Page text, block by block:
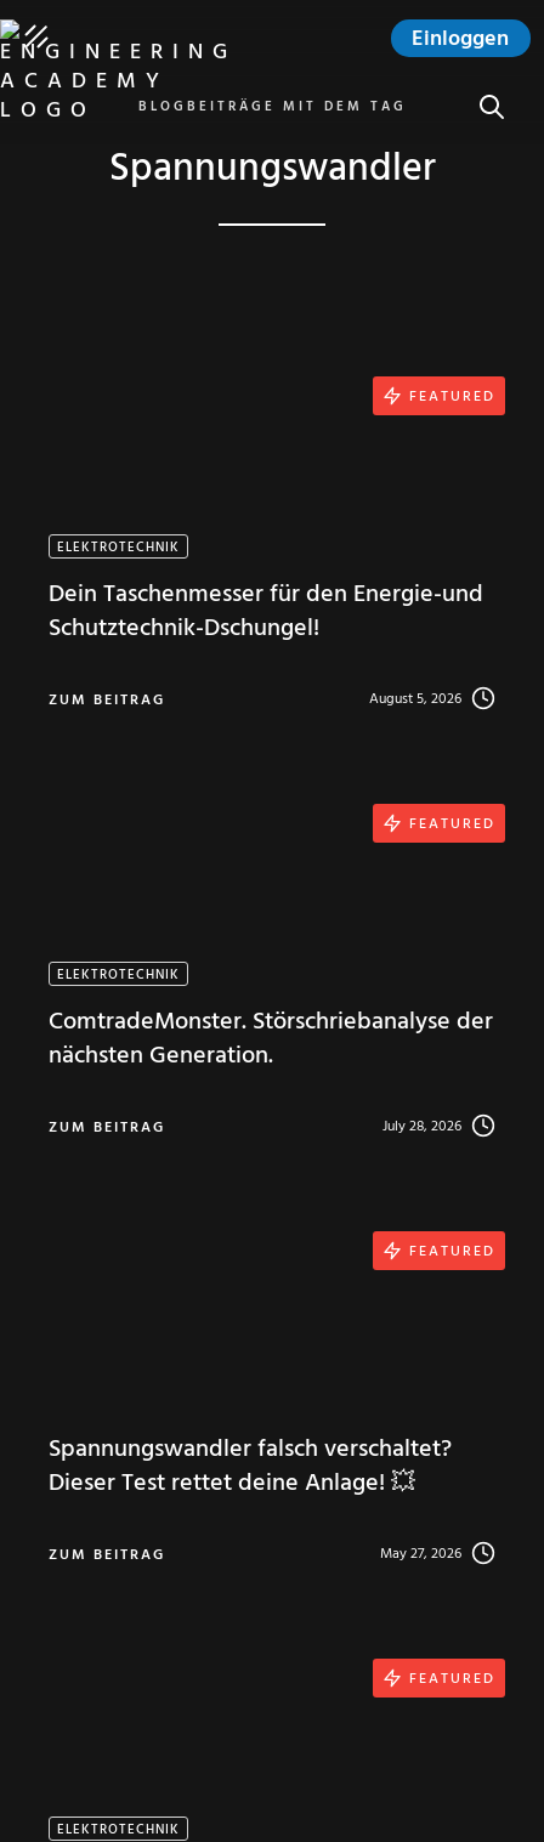
SUCHE
Einloggen
BLOGBEITRÄGE MIT DEM TAG
Spannungswandler
ELEKTROTECHNIK
Dein Taschenmesser für den Energie-und
Schutztechnik-Dschungel!
ZUM BEITRAG August 5, 2026
FEATURED
ELEKTROTECHNIK
ComtradeMonster. Störschriebanalyse der
nächsten Generation.
ZUM BEITRAG July 28, 2026
FEATURED
Spannungswandler falsch verschaltet?
Dieser Test rettet deine Anlage! 💥
ZUM BEITRAG May 27, 2026
FEATURED
ELEKTROTECHNIK
FEATURED